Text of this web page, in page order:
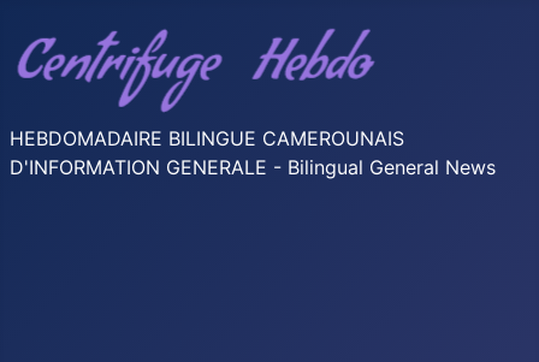
HEBDOMADAIRE BILINGUE CAMEROUNAIS
D'INFORMATION GENERALE - Bilingual General News